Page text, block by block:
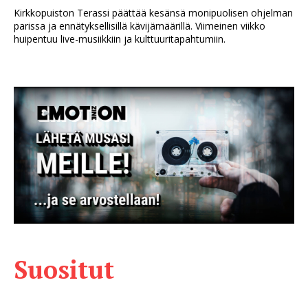
Kirkkopuiston Terassi päättää kesänsä monipuolisen ohjelman
parissa ja ennätyksellisillä kävijämäärillä. Viimeinen viikko
huipentuu live-musiikkiin ja kulttuuritapahtumiin.
Suositut